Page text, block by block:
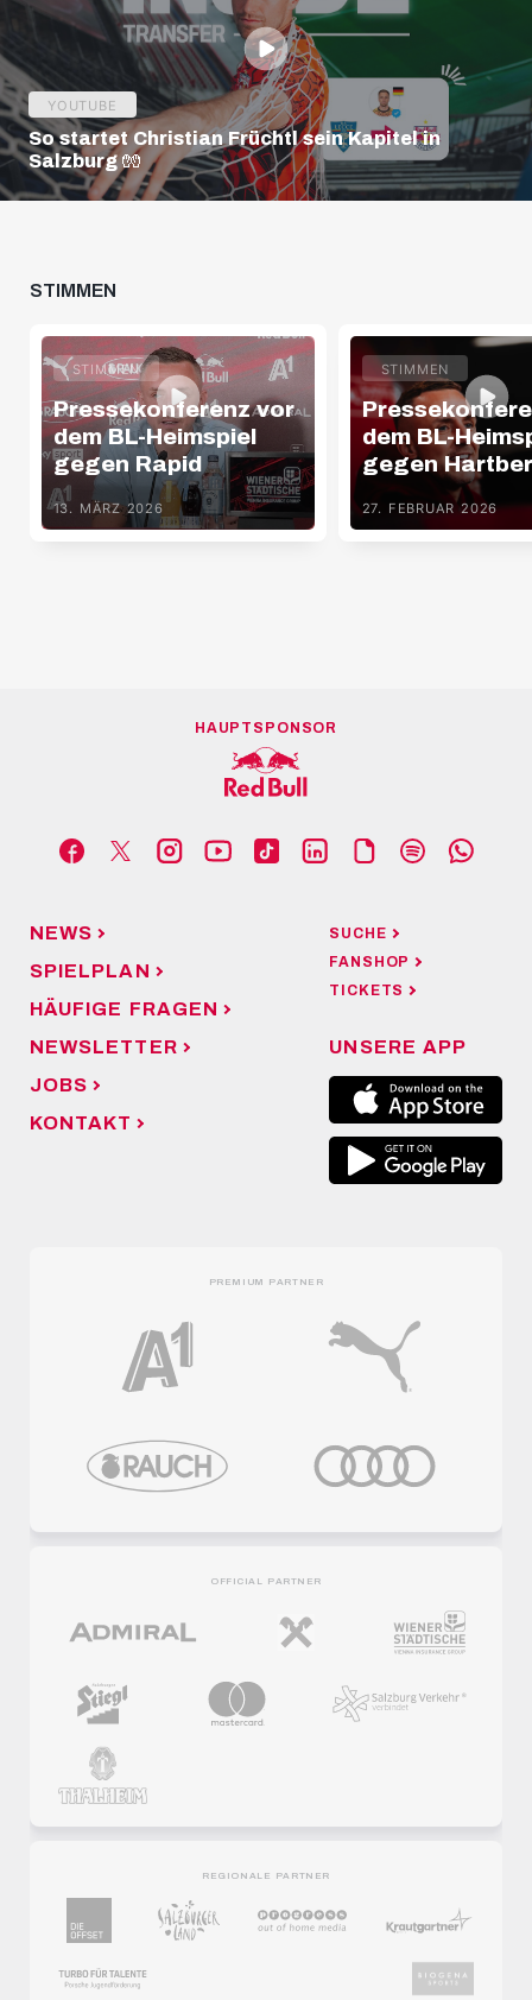
YOUTUBE
So startet Christian Früchtl sein Kapitel in
Salzburg 🧤
STIMMEN
STIMMEN
Pressekonferenz vor
dem BL-Heimspiel
gegen Rapid
13. MÄRZ 2026
STIMMEN
dem BL-
gegen
27. FEBRUAR 2026
HAUPTSPONSOR
NEWS
SPIELPLAN
HÄUFIGE FRAGEN
NEWSLETTER
JOBS
KONTAKT
SUCHE
FANSHOP
TICKETS
UNSERE APP
PREMIUM PARTNER
OFFICIAL PARTNER
REGIONALE PARTNER